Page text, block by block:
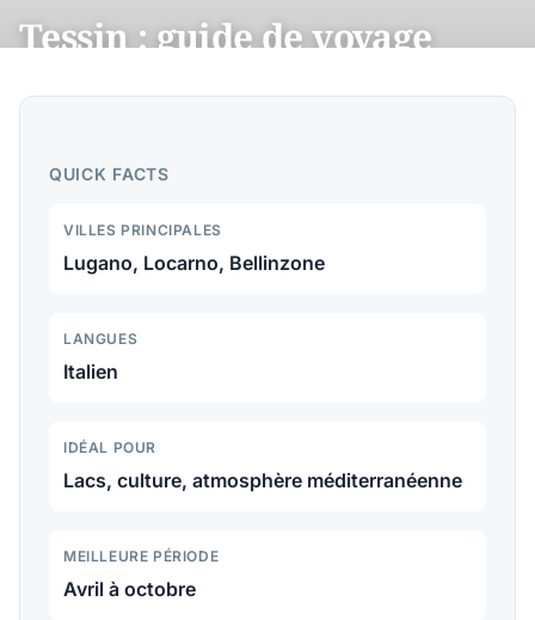
Tessin : guide de voyage
Découvrez le Tessin, canton italien de Suisse : Lugano,
QUICK FACTS
VILLES PRINCIPALES
Lugano, Locarno, Bellinzone
LANGUES
Italien
IDÉAL POUR
Lacs, culture, atmosphère méditerranéenne
MEILLEURE PÉRIODE
Avril à octobre